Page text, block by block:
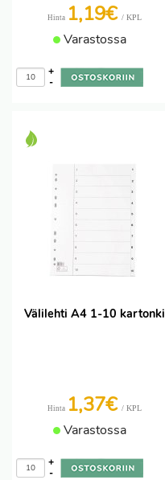
Hinta 1,19€ / KPL
Varastossa
-
+
Välilehti A4 1-10 kartonki
Hinta 1,37€ / KPL
Varastossa
-
+